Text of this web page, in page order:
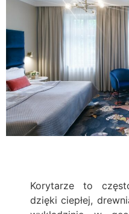
Korytarze to
dzięki ciepłej,